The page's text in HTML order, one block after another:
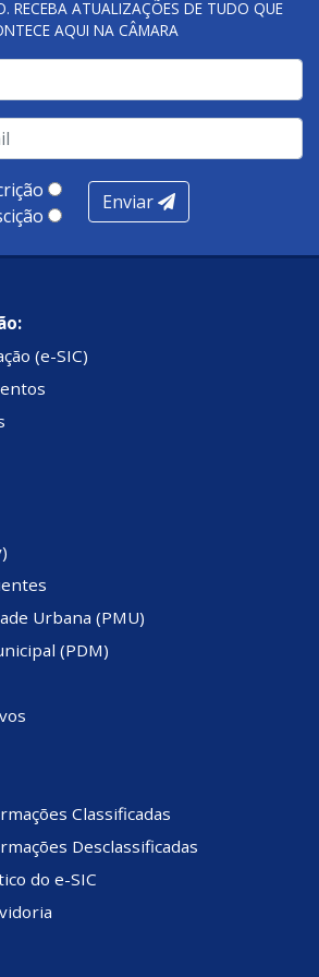
se concentra em 7 pilares:
remoto, gestão, oferta /
ambiente de negócios,
digital e cobertura e
todos as categorias totalizam
RECEBA ATUALIZAÇÕES DE TUDO QUE
AQUI NA CÂMARA
Enviar
(e-SIC)
Urbana (PMU)
(PDM)
Classificadas
Desclassificadas
do e-SIC